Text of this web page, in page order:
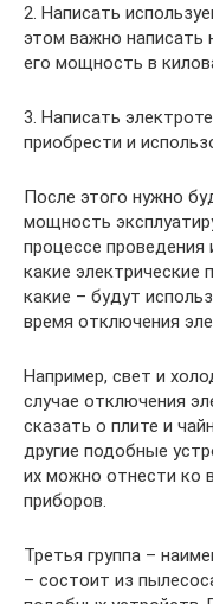
2. Написать
этом важно написать
его мощность в
3. Написать
приобрести и
После этого нужно
мощность
процессе проведения
какие
какие – будут
время отключения
Например, свет и
случае отключения
сказать о плите и
другие подобные
их можно отнести ко
приборов.
Третья группа –
– состоит из